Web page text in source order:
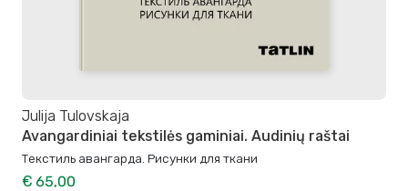
Julija Tulovskaja
Avangardiniai tekstilės gaminiai. Audinių raštai
Текстиль авангарда. Рисунки для ткани
€ 65,00